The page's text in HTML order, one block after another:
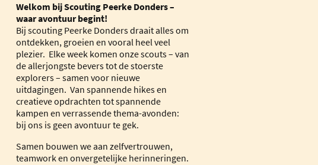
Welkom bij Scouting Peerke Donders –
waar avontuur begint!
Bij scouting Peerke Donders draait alles om
ontdekken, groeien en vooral heel veel
plezier. Elke week komen onze scouts – van
de allerjongste bevers tot de stoerste
explorers – samen voor nieuwe
uitdagingen. Van spannende hikes en
creatieve opdrachten tot spannende
kampen en verrassende thema-avonden:
bij ons is geen avontuur te gek.
Samen bouwen we aan zelfvertrouwen,
teamwork en onvergetelijke herinneringen.